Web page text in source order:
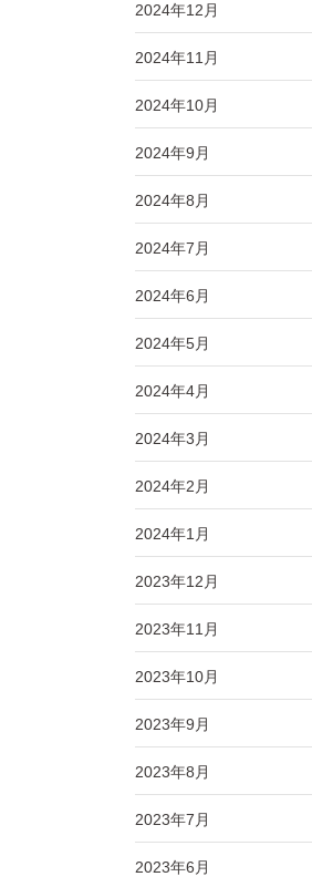
2024年12月
2024年11月
2024年10月
2024年9月
2024年8月
2024年7月
2024年6月
2024年5月
2024年4月
2024年3月
2024年2月
2024年1月
2023年12月
2023年11月
2023年10月
2023年9月
2023年8月
2023年7月
2023年6月